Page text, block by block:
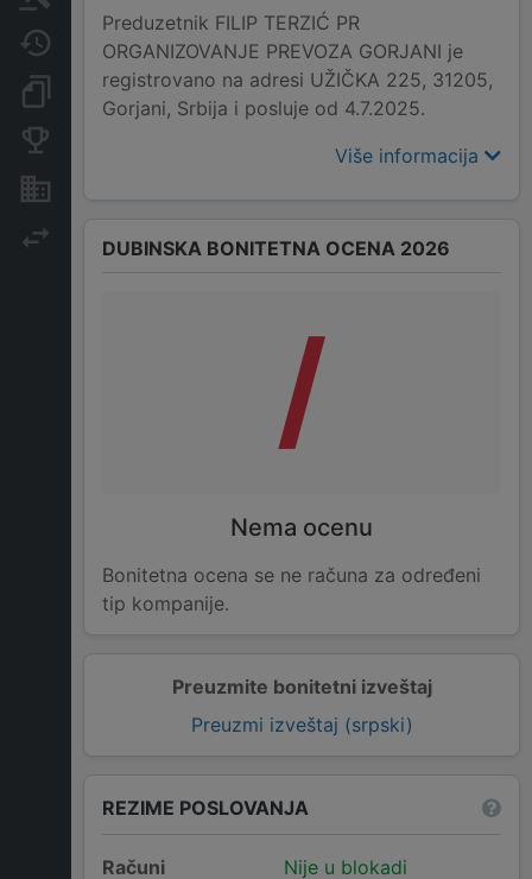
Javne nabavke
Dokumenti i objave
Izvoz
Preduzetnik FILIP TERZIĆ PR
ORGANIZOVANJE PREVOZA GORJANI je
registrovano na adresi UŽIČKA 225, 31205,
Gorjani, Srbija i posluje od 4.7.2025.
Više informacija
Preuzmite bonitetni izveštaj
Preuzmi izveštaj (srpski)
DUBINSKA BONITETNA OCENA 2026
/
Nema ocenu
Bonitetna ocena se ne računa za određeni
tip kompanije.
REZIME POSLOVANJA
Računi
Nije u blokadi